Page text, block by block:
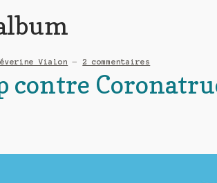
Vialon — 2 commentaires
contre